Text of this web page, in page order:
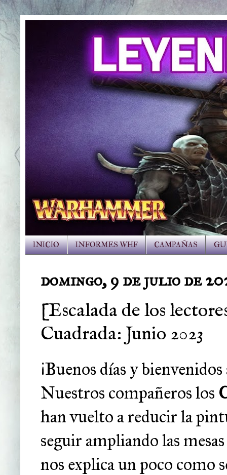
INICIO INFORMES WHF CAMPAÑAS
domingo, 9 de julio de
[Escalada de los
Cuadrada: Junio 2023
¡Buenos días y
Nuestros compañeros los
han vuelto a reducir la
seguir ampliando las
nos explica un poco como